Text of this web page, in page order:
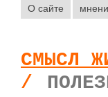
О сайте
СМЫСЛ
/